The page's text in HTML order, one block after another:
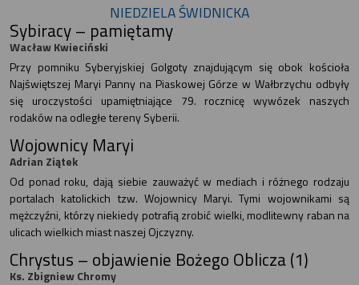
NIEDZIELA ŚWIDNICKA
Sybiracy – pamiętamy
Wacław Kwieciński
Przy pomniku Syberyjskiej Golgoty znajdującym się obok kościoła
Najświętszej Maryi Panny na Piaskowej Górze w Wałbrzychu odbyły
się uroczystości upamiętniające 79. rocznicę wywózek naszych
rodaków na odległe tereny Syberii.
Wojownicy Maryi
Adrian Ziątek
Od ponad roku, dają siebie zauważyć w mediach i różnego rodzaju
portalach katolickich tzw. Wojownicy Maryi. Tymi wojownikami są
mężczyźni, którzy niekiedy potrafią zrobić wielki, modlitewny raban na
ulicach wielkich miast naszej Ojczyzny.
Chrystus – objawienie Bożego Oblicza (1)
Ks. Zbigniew Chromy